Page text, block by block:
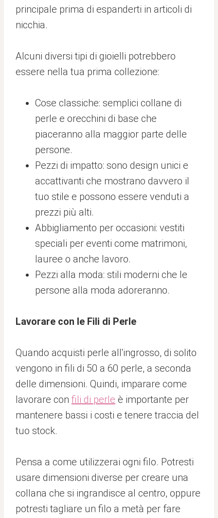
principale prima di espanderti in articoli di
nicchia.
Alcuni diversi tipi di gioielli potrebbero
essere nella tua prima collezione:
Cose classiche: semplici collane di
perle e orecchini di base che
piaceranno alla maggior parte delle
persone.
Pezzi di impatto: sono design unici e
accattivanti che mostrano davvero il
tuo stile e possono essere venduti a
prezzi più alti.
Abbigliamento per occasioni: vestiti
speciali per eventi come matrimoni,
lauree o anche lavoro.
Pezzi alla moda: stili moderni che le
persone alla moda adoreranno.
Lavorare con le Fili di Perle
Quando acquisti perle all'ingrosso, di solito
vengono in fili di 50 a 60 perle, a seconda
delle dimensioni. Quindi, imparare come
lavorare con fili di perle è importante per
mantenere bassi i costi e tenere traccia del
tuo stock.
Pensa a come utilizzerai ogni filo. Potresti
usare dimensioni diverse per creare una
collana che si ingrandisce al centro, oppure
potresti tagliare un filo a metà per fare